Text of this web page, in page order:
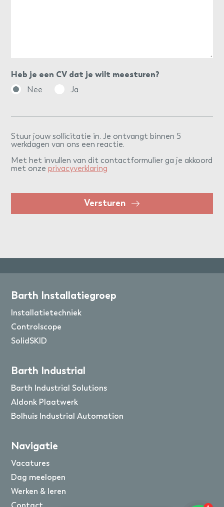
Heb je een CV dat je wilt meesturen?
Nee
Ja
Stuur jouw sollicitatie in. Je ontvangt binnen 5
werkdagen van ons een reactie.
Met het invullen van dit contactformulier ga je akkoord
met onze privacyverklaring
Versturen
Barth Installatiegroep
Installatietechniek
Controlscope
SolidSKID
Barth Industrial
Barth Industrial Solutions
Aldonk Plaatwerk
Bolhuis Industrial Automation
Navigatie
Vacatures
Dag meelopen
Werken & leren